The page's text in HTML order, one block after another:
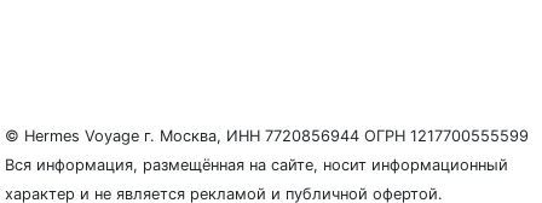
© Hermes Voyage г. Москва, ИНН 7720856944 ОГРН 1217700555599
Вся информация, размещённая на сайте, носит информационный
характер и не является рекламой и публичной офертой.